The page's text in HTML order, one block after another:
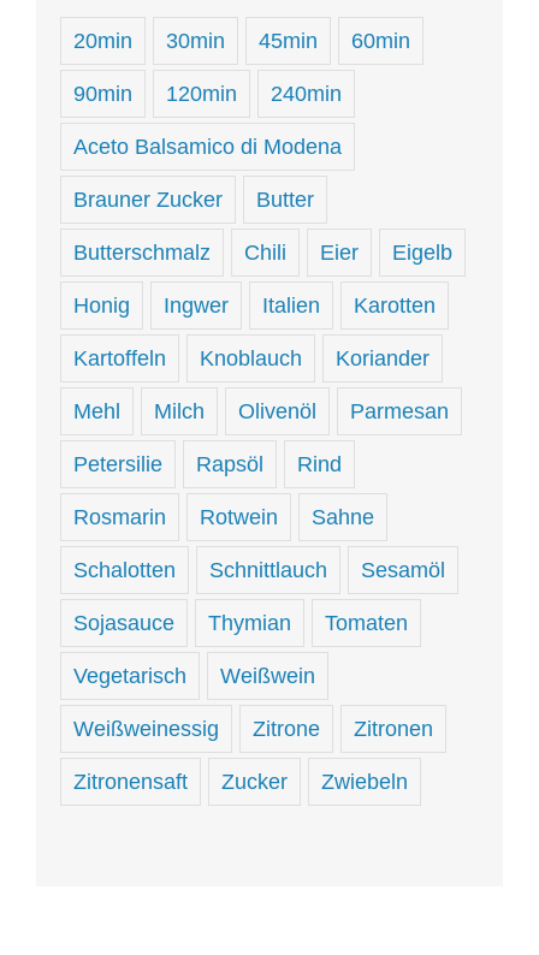
20min 30min 45min 60min
90min 120min 240min
Aceto Balsamico di Modena
Brauner Zucker Butter
Butterschmalz Chili Eier Eigelb
Honig Ingwer Italien Karotten
Kartoffeln Knoblauch Koriander
Mehl Milch Olivenöl Parmesan
Petersilie Rapsöl Rind
Rosmarin Rotwein Sahne
Schalotten Schnittlauch Sesamöl
Sojasauce Thymian Tomaten
Vegetarisch Weißwein
Weißweinessig Zitrone Zitronen
Zitronensaft Zucker Zwiebeln